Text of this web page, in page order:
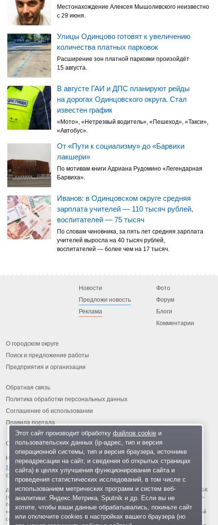
Местонахождение Алексея Мышоливского неизвестно
с 29 июня.
Улицы Одинцово готовят к увеличению
количества платных парковок
Расширение зон платной парковки произойдёт
15 августа.
В августе ГАИ и ДПС планируют рейды
на дорогах Одинцовского округа. Стал
известен график
«Мото», «Нетрезвый водитель», «Пешеход», «Такси»,
«Автобус».
От «Пути к социализму» до «Барвихи
лакшери»
По мотивам книги Адриана Рудомино «Легендарная
Барвиха».
Иванов: в Одинцовском округе средняя
зарплата учителей — 110 тысяч рублей,
воспитателей — 75 тысяч
По словам чиновника, за пять лет средняя зарплата
учителей выросла на 40 тысяч рублей,
воспитателей — более чем на 17 тысяч.
Новости
Предложи новость
Реклама
Фото
Форум
Блоги
Комментарии
О городском округе
Поиск и предложение работы
Предприятия и организации
Обратная связь
Политика обработки персональных данных
Соглашение об использовании
Правила портала
На информационном ресурсе применяются
технологии
© 2013-2026 «ОИНФО»,
сделано в Одинцово
Для читателей: В России признаны экстремистскими и запрещены организации ФБК
(Фонд борьбы с коррупцией, признан иноагентом), Штабы Навального, «Национал-
большевистская партия», «Свидетели Иеговы», «Армия воли народа», «Русский
общенациональный союз», «Движение против нелегальной иммиграции», «Правый
сектор», УНА-УНСО, УПА, «Тризуб им. Степана Бандеры», «Мизантропик дивижн»,
Этот сайт производит обработку файлов cookieи
пользовательских данных (ip-адрес, тип и версия
операционной системы, тип и версия браузера, источнике
переадресации на сайт, и сведения об открытых страницах
сайта) в целях улучшения функционирования сайта и
проведения статистических исследований, в том числе с
использованием метрических программ и систем веб-
аналитики: Яндекс.Метрика, Sputnik и др. Если вы не
хотите, чтобы ваши данные обрабатывались, покиньте сайт
или отключите cookies в настройках вашего браузера (но